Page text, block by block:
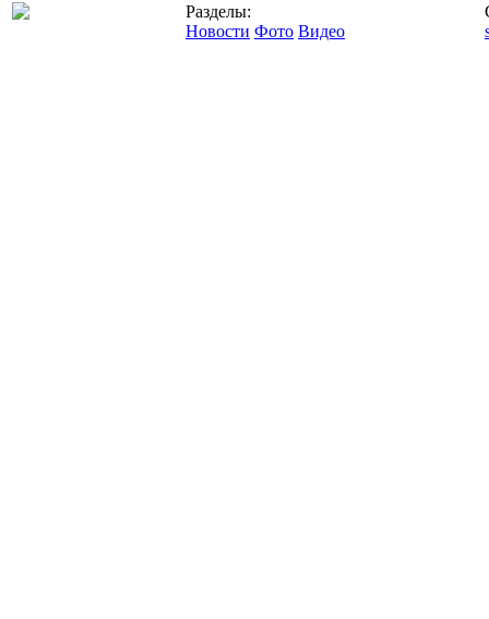
Разделы:
Новости Фото Видео